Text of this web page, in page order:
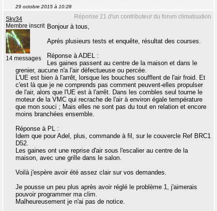
29 octobre 2015 à 10:28
Réponse 21 d'un contributeur du forum climatisation
Sky34
Membre inscrit
14 messages
Bonjour à tous,
Après plusieurs tests et enquête, résultat des courses.
Réponse à ADEL :
Les gaines passent au centre de la maison et dans le
grenier, aucune n'a l'air défectueuse ou percée.
L'UE est bien à l'arrêt, lorsque les bouches soufflent de l'air froid. Et
c'est là que je ne comprends pas comment peuvent-elles propulser
de l'air, alors que l'UE est à l'arrêt. Dans les combles seul tourne le
moteur de la VMC qui recrache de l'air à environ égale température
que mon souci ; Mais elles ne sont pas du tout en relation et encore
moins branchées ensemble.
Réponse à PL :
Idem que pour Adel, plus, commande à fil, sur le couvercle Ref BRC1
D52.
Les gaines ont une reprise d'air sous l'escalier au centre de la
maison, avec une grille dans le salon.
Voilà j'espère avoir été assez clair sur vos demandes.
Je pousse un peu plus après avoir réglé le problème 1, j'aimerais
pouvoir programmer ma clim.
Malheureusement je n'ai pas de notice.